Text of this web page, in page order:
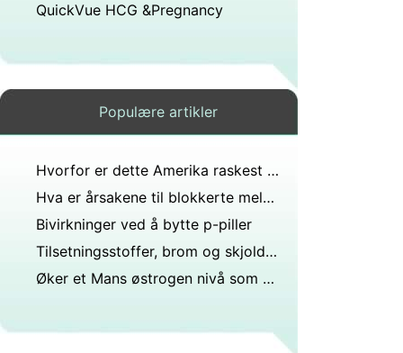
QuickVue HCG &Pregnancy
Populære artikler
Hvorfor er dette Amerika raskest voksende kreft?
Hva er årsakene til blokkerte melkekanaler?
Bivirkninger ved å bytte p-piller
Tilsetningsstoffer, brom og skjoldbruskkjertel
Øker et Mans østrogen nivå som hans testosteronnivå blir lavere etter 40?